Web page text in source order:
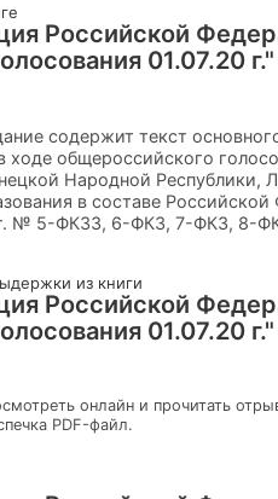
Российской
01.07.20 г."
содержит текст
общероссийского
Народной Республики,
в составе
№ 5-ФКЗЗ, 6-ФКЗ, 7-ФКЗ, 8-
из книги
Российской
01.07.20 г."
онлайн и прочитать
PDF-файл.